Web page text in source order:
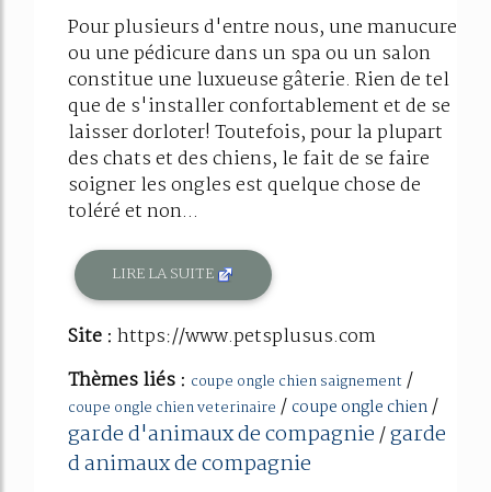
Pour plusieurs d'entre nous, une manucure
ou une pédicure dans un spa ou un salon
constitue une luxueuse gâterie. Rien de tel
que de s'installer confortablement et de se
laisser dorloter! Toutefois, pour la plupart
des chats et des chiens, le fait de se faire
soigner les ongles est quelque chose de
toléré et non...
LIRE LA SUITE
Site : https://www.petsplusus.com
Thèmes liés : coupe ongle chien saignement /
coupe ongle chien veterinaire / coupe ongle chien/
garde d'animaux de compagnie/garde
d animaux de compagnie